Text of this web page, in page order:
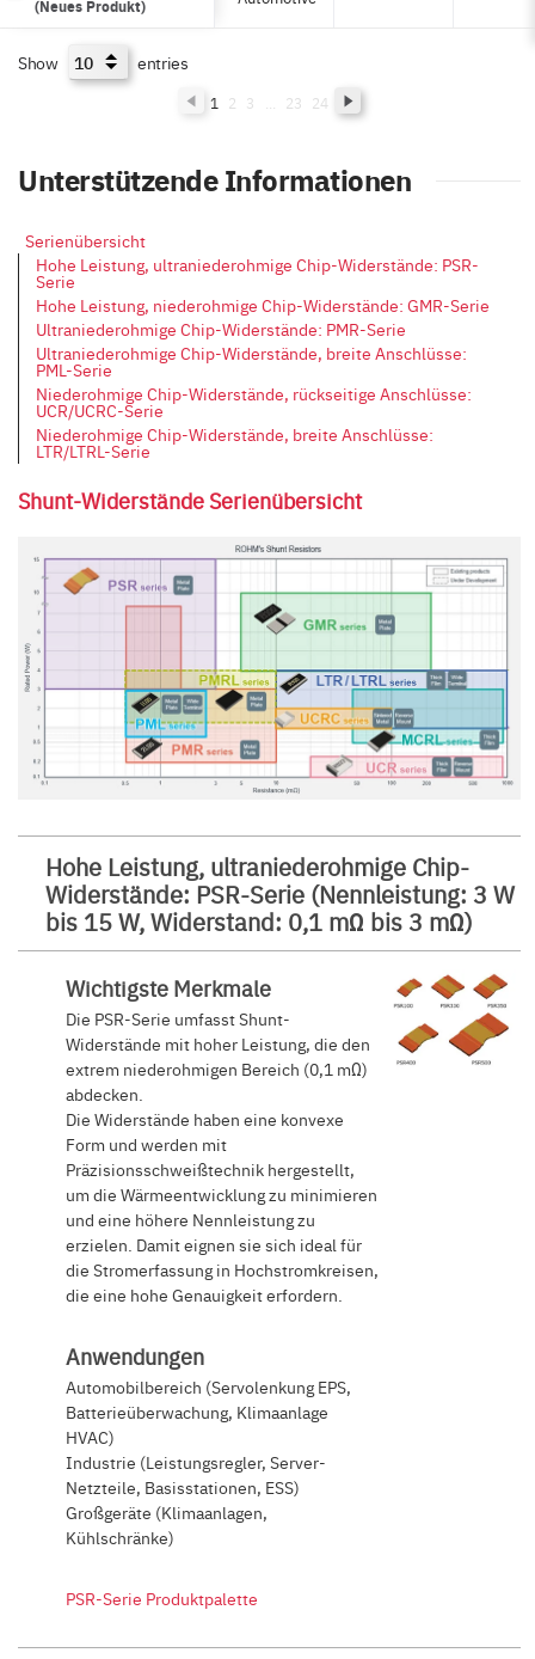
(Neues Produkt)
Show entries
1 2 3 23 24
Unterstützende Informationen
Serienübersicht
Hohe Leistung, ultraniederohmige Chip-Widerstände: PSR-
Serie
Hohe Leistung, niederohmige Chip-Widerstände: GMR-Serie
Ultraniederohmige Chip-Widerstände: PMR-Serie
Ultraniederohmige Chip-Widerstände, breite Anschlüsse:
PML-Serie
Niederohmige Chip-Widerstände, rückseitige Anschlüsse:
UCR/UCRC-Serie
Niederohmige Chip-Widerstände, breite Anschlüsse:
LTR/LTRL-Serie
Shunt-Widerstände Serienübersicht
Hohe Leistung, ultraniederohmige Chip-
Widerstände: PSR-Serie (Nennleistung: 3 W
bis 15 W, Widerstand: 0,1 mΩ bis 3 mΩ)
Wichtigste Merkmale
Die PSR-Serie umfasst Shunt-
Widerstände mit hoher Leistung, die den
extrem niederohmigen Bereich (0,1 mΩ)
abdecken.
Die Widerstände haben eine konvexe
Form und werden mit
Präzisionsschweißtechnik hergestellt,
um die Wärmeentwicklung zu minimieren
und eine höhere Nennleistung zu
erzielen. Damit eignen sie sich ideal für
die Stromerfassung in Hochstromkreisen,
die eine hohe Genauigkeit erfordern.
Anwendungen
Automobilbereich (Servolenkung EPS,
Batterieüberwachung, Klimaanlage
HVAC)
Industrie (Leistungsregler, Server-
Netzteile, Basisstationen, ESS)
Großgeräte (Klimaanlagen,
Kühlschränke)
PSR-Serie Produktpalette